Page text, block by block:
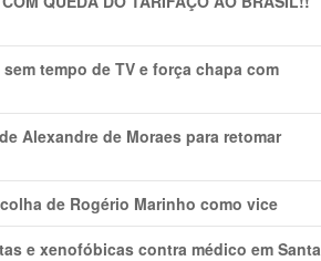
tempo de TV e força chapa com
Alexandre de Moraes para retomar
de Rogério Marinho como vice
e xenofóbicas contra médico em Santa